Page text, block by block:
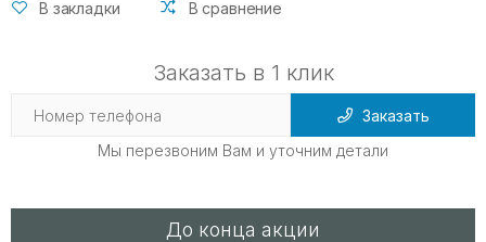
В закладки В сравнение
Заказать в 1 клик
Заказать
Мы перезвоним Вам и уточним детали
До конца акции